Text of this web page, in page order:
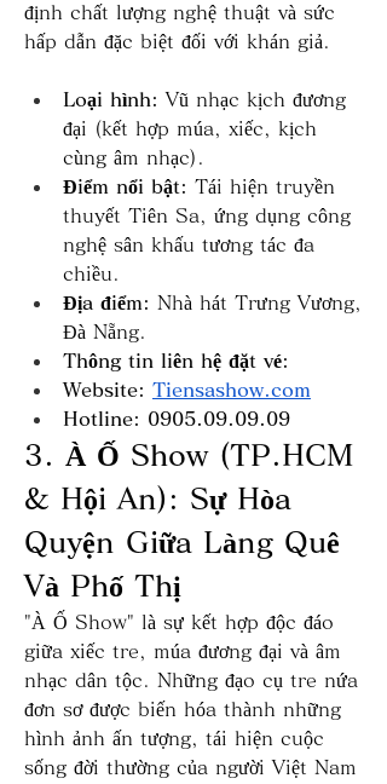
định chất lượng nghệ thuật và sức
hấp dẫn đặc biệt đối với khán giả.
Loại hình: Vũ nhạc kịch đương
đại (kết hợp múa, xiếc, kịch
cùng âm nhạc).
Điểm nổi bật: Tái hiện truyền
thuyết Tiên Sa, ứng dụng công
nghệ sân khấu tương tác đa
chiều.
Địa điểm: Nhà hát Trưng Vương,
Đà Nẵng.
Thông tin liên hệ đặt vé:
Website: Tiensashow.com
Hotline: 0905.09.09.09
3. À Ố Show (TP.HCM
& Hội An): Sự Hòa
Quyện Giữa Làng Quê
Và Phố Thị
"À Ố Show" là sự kết hợp độc đáo
giữa xiếc tre, múa đương đại và âm
nhạc dân tộc. Những đạo cụ tre nứa
đơn sơ được biến hóa thành những
hình ảnh ấn tượng, tái hiện cuộc
sống đời thường của người Việt Nam